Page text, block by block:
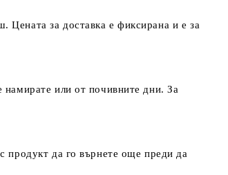
за доставка е фиксирана и е за
намирате или от почивните дни. За
продукт да го върнете още преди да